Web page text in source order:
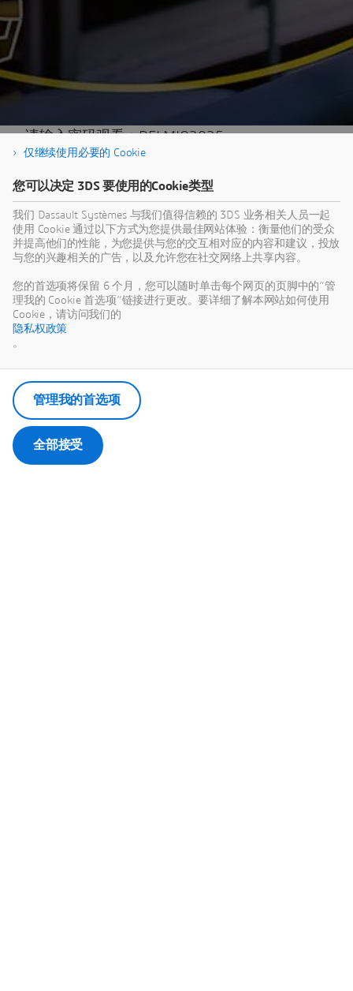
请输入密码观看：DELMIA2025
仅继续使用必要的 Cookie
您可以决定 3DS 要使用的Cookie类型
我们 Dassault Systèmes 与我们值得信赖的 3DS 业务相关人员一起
使用 Cookie 通过以下方式为您提供最佳网站体验：衡量他们的受众
并提高他们的性能，为您提供与您的交互相对应的内容和建议，投放
与您的兴趣相关的广告，以及允许您在社交网络上共享内容。
您的首选项将保留 6 个月，您可以随时单击每个网页的页脚中的“管
理我的 Cookie 首选项”链接进行更改。要详细了解本网站如何使用
Cookie，请访问我们的
隐私权政策
。
全部接受
管理我的首选项